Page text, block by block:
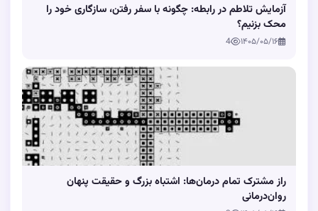
آزمایش تلاطم در رابطه: چگونه با سفر رفتن، سازگاری خود را
محک بزنیم؟
۱۴۰۵/۰۵/۱۶ 4
راز مشترک تمام درمان‌ها: اشتباه بزرگ و حقیقت پنهان
روان‌درمانی